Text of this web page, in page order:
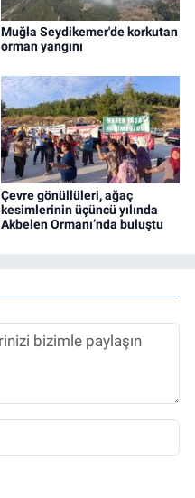
Muğla Seydikemer'de korkutan
orman yangını
Çevre gönüllüleri, ağaç
kesimlerinin üçüncü yılında
Akbelen Ormanı’nda buluştu